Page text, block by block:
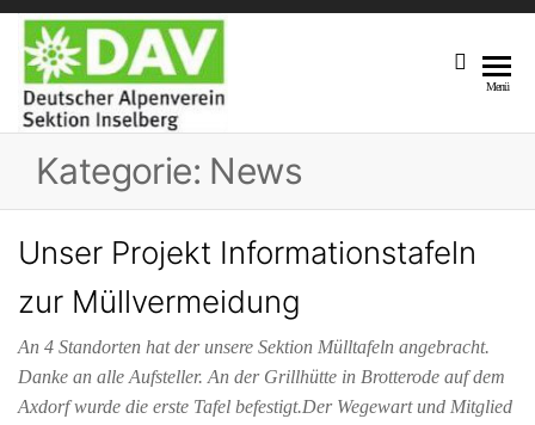
Sektion
Inselberg
Am Fuße
Des 916,5
M Hohen
Menü
Kategorie: News
Unser Projekt Informationstafeln
zur Müllvermeidung
An 4 Standorten hat der unsere Sektion Mülltafeln angebracht.
Danke an alle Aufsteller. An der Grillhütte in Brotterode auf dem
Axdorf wurde die erste Tafel befestigt.Der Wegewart und Mitglied